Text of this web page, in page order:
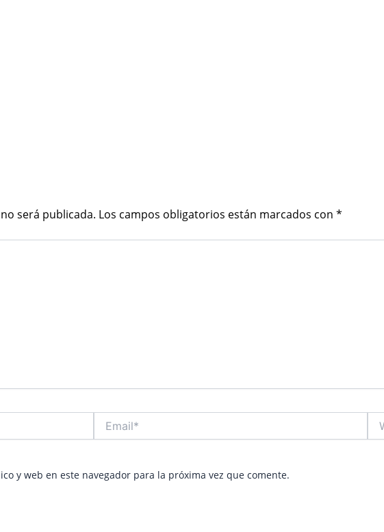
será publicada. Los campos obligatorios están marcados con *
y web en este navegador para la próxima vez que comente.